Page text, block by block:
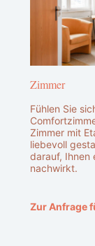
Zimmer
Fühlen Sie
Zimmer mit
liebevoll
darauf, Ihnen
nachwirkt.
Zur Anfrage